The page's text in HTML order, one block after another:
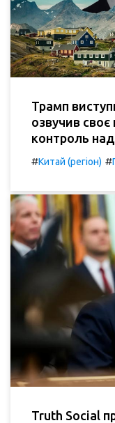
Трамп
озвучив
контроль
#Китай (регіон) #
Truth Social